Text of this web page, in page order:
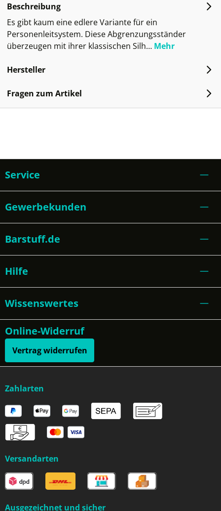
Beschreibung
Es gibt kaum eine edlere Variante für ein
Personenleitsystem. Diese Abgrenzungsständer
überzeugen mit ihrer klassischen Silh… Mehr
Hersteller
Fragen zum Artikel
Service
Gewerbekunden
Barstuff.de
Hilfe
Wissenswertes
Online-Widerruf
Vertrag widerrufen
Zahlarten
Versandarten
Ausgezeichnet und sicher